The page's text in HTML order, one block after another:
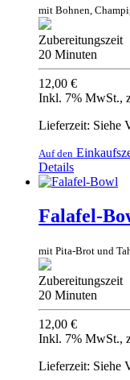
mit Bohnen,
Zubereitungszeit
20 Minuten
12,00 €
Inkl. 7% MwSt.,
Lieferzeit: Siehe
Auf den
Details
Falafel-
mit Pita-Brot und
Zubereitungszeit
20 Minuten
12,00 €
Inkl. 7% MwSt.,
Lieferzeit: Siehe